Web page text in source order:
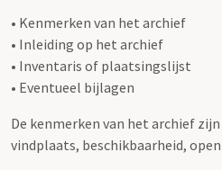
• Kenmerken van het archief
• Inleiding op het archief
• Inventaris of plaatsingslijst
• Eventueel bijlagen
De kenmerken van het archief
vindplaats, beschikbaarheid,